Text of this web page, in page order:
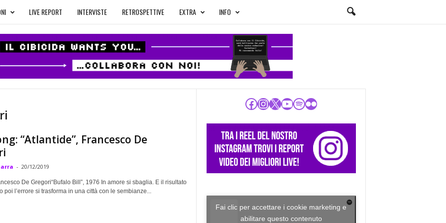
LIVE REPORT INTERVISTE RETROSPETTIVE EXTRA INFO
“Atlantide”, Francesco De
- 20/12/2019
De Gregori“Bufalo Bill”, 1976 In amore si sbaglia. E il risultato
poi l’errore si trasforma in una città con le sembianze...
Facebook InstagramX YouTube Spotify Flickr
Fai clic per accettare i cookie marketing e
abilitare questo contenuto